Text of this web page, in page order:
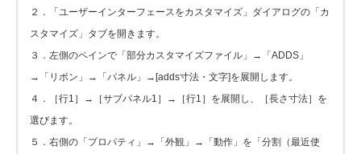
２．「ユーザーインターフェースをカスタマイズ」ダイアログの「カ
スタマイズ」タブを開きます。
３．左側のペインで「部分カスタマイズファイル」→「ADDS」
→「リボン」→「パネル」→[adds寸法・文字]を展開します。
４．［行1］→［サブパネル1］→［行1］を展開し、［長さ寸法］を
選びます。
５．右側の「プロパティ」→「外観」→「動作」を「分割（最近使